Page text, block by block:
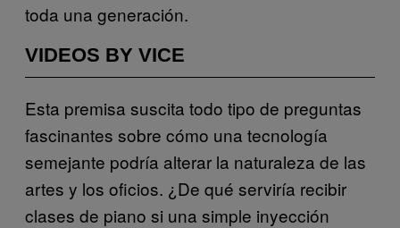
toda una generación.
VIDEOS BY VICE
Esta premisa suscita todo tipo de preguntas
fascinantes sobre cómo una tecnología
semejante podría alterar la naturaleza de las
artes y los oficios. ¿De qué serviría recibir
clases de piano si una simple inyección